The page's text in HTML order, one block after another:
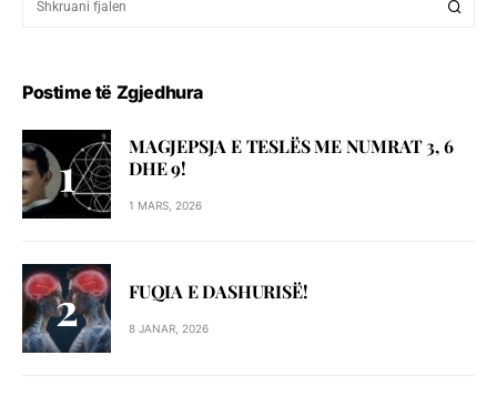
Postime të Zgjedhura
MAGJEPSJA E TESLËS ME NUMRAT 3, 6
DHE 9!
1 MARS, 2026
FUQIA E DASHURISË!
8 JANAR, 2026